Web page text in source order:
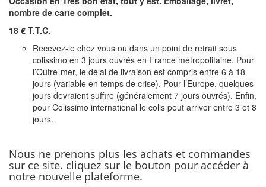
nombre de carte complet.
18 € T.T.C.
Recevez-le chez vous ou dans un point de retrait sous
colissimo en 3 jours ouvrés en France métropolitaine. Pour
l’Outre-mer, le délai de livraison est compris entre 6 à 18
jours (variable en temps de crise). Pour l’Europe, quelques
jours devraient suffire (généralement 7 jours ouvrés). Enfin,
pour Colissimo international le colis peut arriver entre 3 et 8
jours.
Nous ne prenons plus les achats et commandes
sur ce site. cliquez sur le bouton pour accéder à
notre nouvelle plateforme.